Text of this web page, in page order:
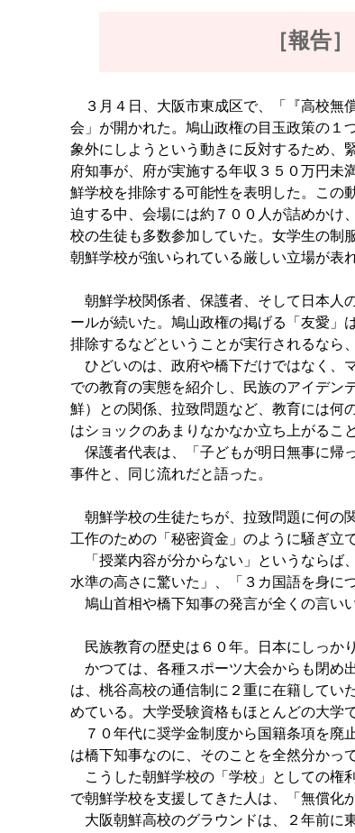
［報告］
３月４日、大阪市東成区で、「『高校無
会」が開かれた。鳩山政権の目玉政策の１
象外にしようという動きに反対するため、
府知事が、府が実施する年収３５０万円未
鮮学校を排除する可能性を表明した。こ
迫する中、会場には約７００人が詰めかけ
校の生徒も多数参加していた。女学生の制
朝鮮学校が強いられている厳しい立場が表
朝鮮学校関係者、保護者、そして日本人
ールが続いた。鳩山政権の掲げる「友愛
排除するなどということが実行されるなら
ひどいのは、政府や橋下だけではなく、
での教育の実態を紹介し、民族のアイデン
鮮）との関係、拉致問題など、教育には何
はショックのあまりなかなか立ち上がるこ
保護者代表は、「子どもが明日無事に帰
事件と、同じ流れだと語った。
朝鮮学校の生徒たちが、拉致問題に何の
工作のための「秘密資金」のように騒ぎ立
「授業内容が分からない」というならば
水準の高さに驚いた」、「３カ国語を身に
鳩山首相や橋下知事の発言が全くの言い
民族教育の歴史は６０年。日本にしっか
かつては、各種スポーツ大会からも閉め
は、桃谷高校の通信制に２重に在籍してい
めている。大学受験資格もほとんどの大学
７０年代に奨学金制度から国籍条項を廃
は橋下知事なのに、そのことを全然分かっ
こうした朝鮮学校の「学校」としての権
で朝鮮学校を支援してきた人は、「無償化
大阪朝鮮高校のグラウンドは、２年前に